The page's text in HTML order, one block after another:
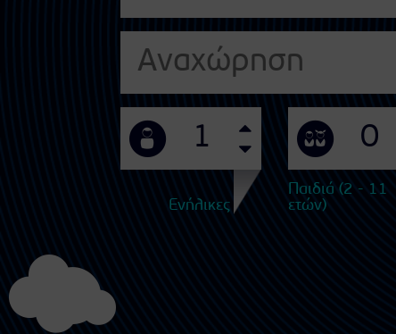
Ενήλικες
Παιδιά (2 - 11
ετών)